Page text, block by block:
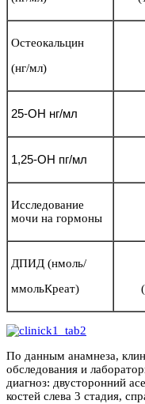
Остеокальцин
(нг/мл)
25-ОН нг/мл
1,25-ОН пг/мл
Исследование
мочи на гормоны
ДПИД (нмоль/
ммольКреат)
По данным анамнеза,
обследования и
диагноз: двусторонний
костей слева 3 стадия,